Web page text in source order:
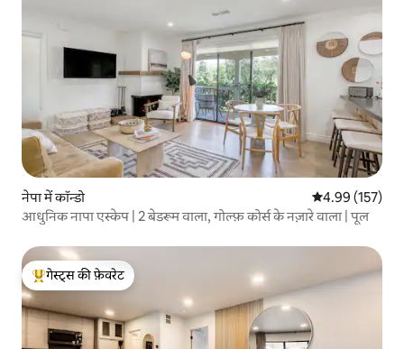
नेपा में कॉन्डो औसत रेटिंग 5 में से
4.99 (157)
आधुनिक नापा एस्केप | 2 बेडरूम वाला, गोल्फ़ कोर्स के नज़ारे वाला | पूल
गेस्ट्स का टॉप फ़ेवरेट
गेस्ट्स की फ़ेवरेट